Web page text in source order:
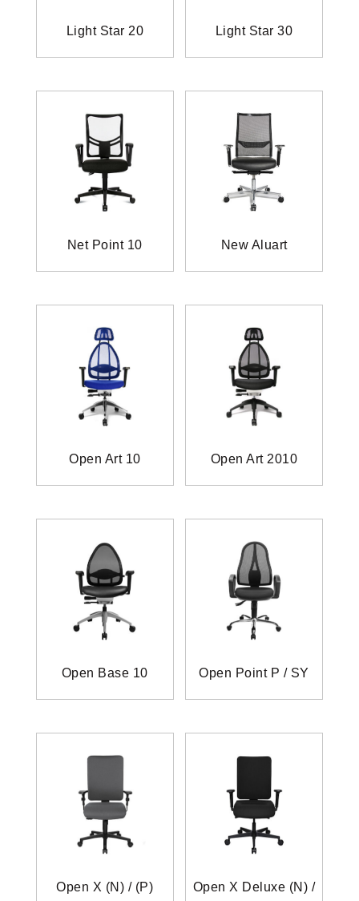
Light Star 20 Light Star 30
Net Point 10 New Aluart
Open Art 10 Open Art 2010
Open Base 10 Open Point P / SY
Open X (N) / (P)
Open X Deluxe (N) /